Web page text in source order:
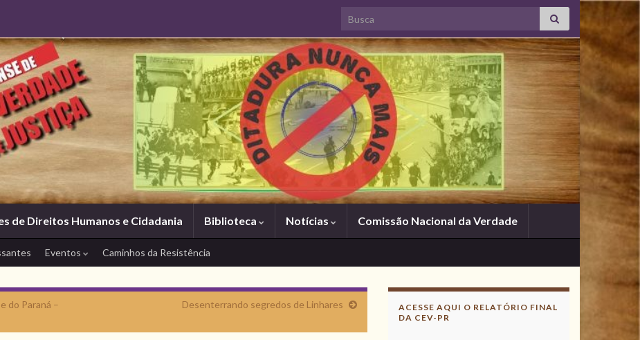
Search for:
de Direitos Humanos e Cidadania Biblioteca Notícias Comissão Nacional da Verdade
Eventos Caminhos da Resistência
do Paraná –
Desenterrando segredos de Linhares
ACESSE AQUI O RELATÓRIO FINAL
DA CEV-PR